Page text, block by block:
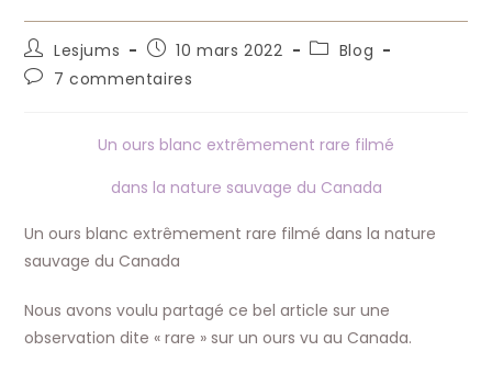
Auteur/autrice
de
la
Lesjums
Publication
publiée :
10 mars 2022
PostBlog
Commentaires
publication :
7 commentaires
Un ours blanc extrêmement rare filmé
dans la nature sauvage du Canada
Un ours blanc extrêmement rare filmé dans la nature
sauvage du Canada
Nous avons voulu partagé ce bel article sur une
observation dite « rare » sur un ours vu au Canada.